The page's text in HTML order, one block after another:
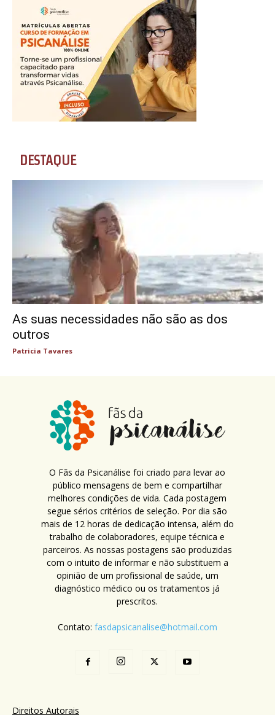
DESTAQUE
As suas necessidades não são as dos
outros
Patricia Tavares
O Fãs da Psicanálise foi criado para levar ao
público mensagens de bem e compartilhar
melhores condições de vida. Cada postagem
segue sérios critérios de seleção. Por dia são
mais de 12 horas de dedicação intensa, além do
trabalho de colaboradores, equipe técnica e
parceiros. As nossas postagens são produzidas
com o intuito de informar e não substituem a
opinião de um profissional de saúde, um
diagnóstico médico ou os tratamentos já
prescritos.
Contato: fasdapsicanalise@hotmail.com
Direitos Autorais